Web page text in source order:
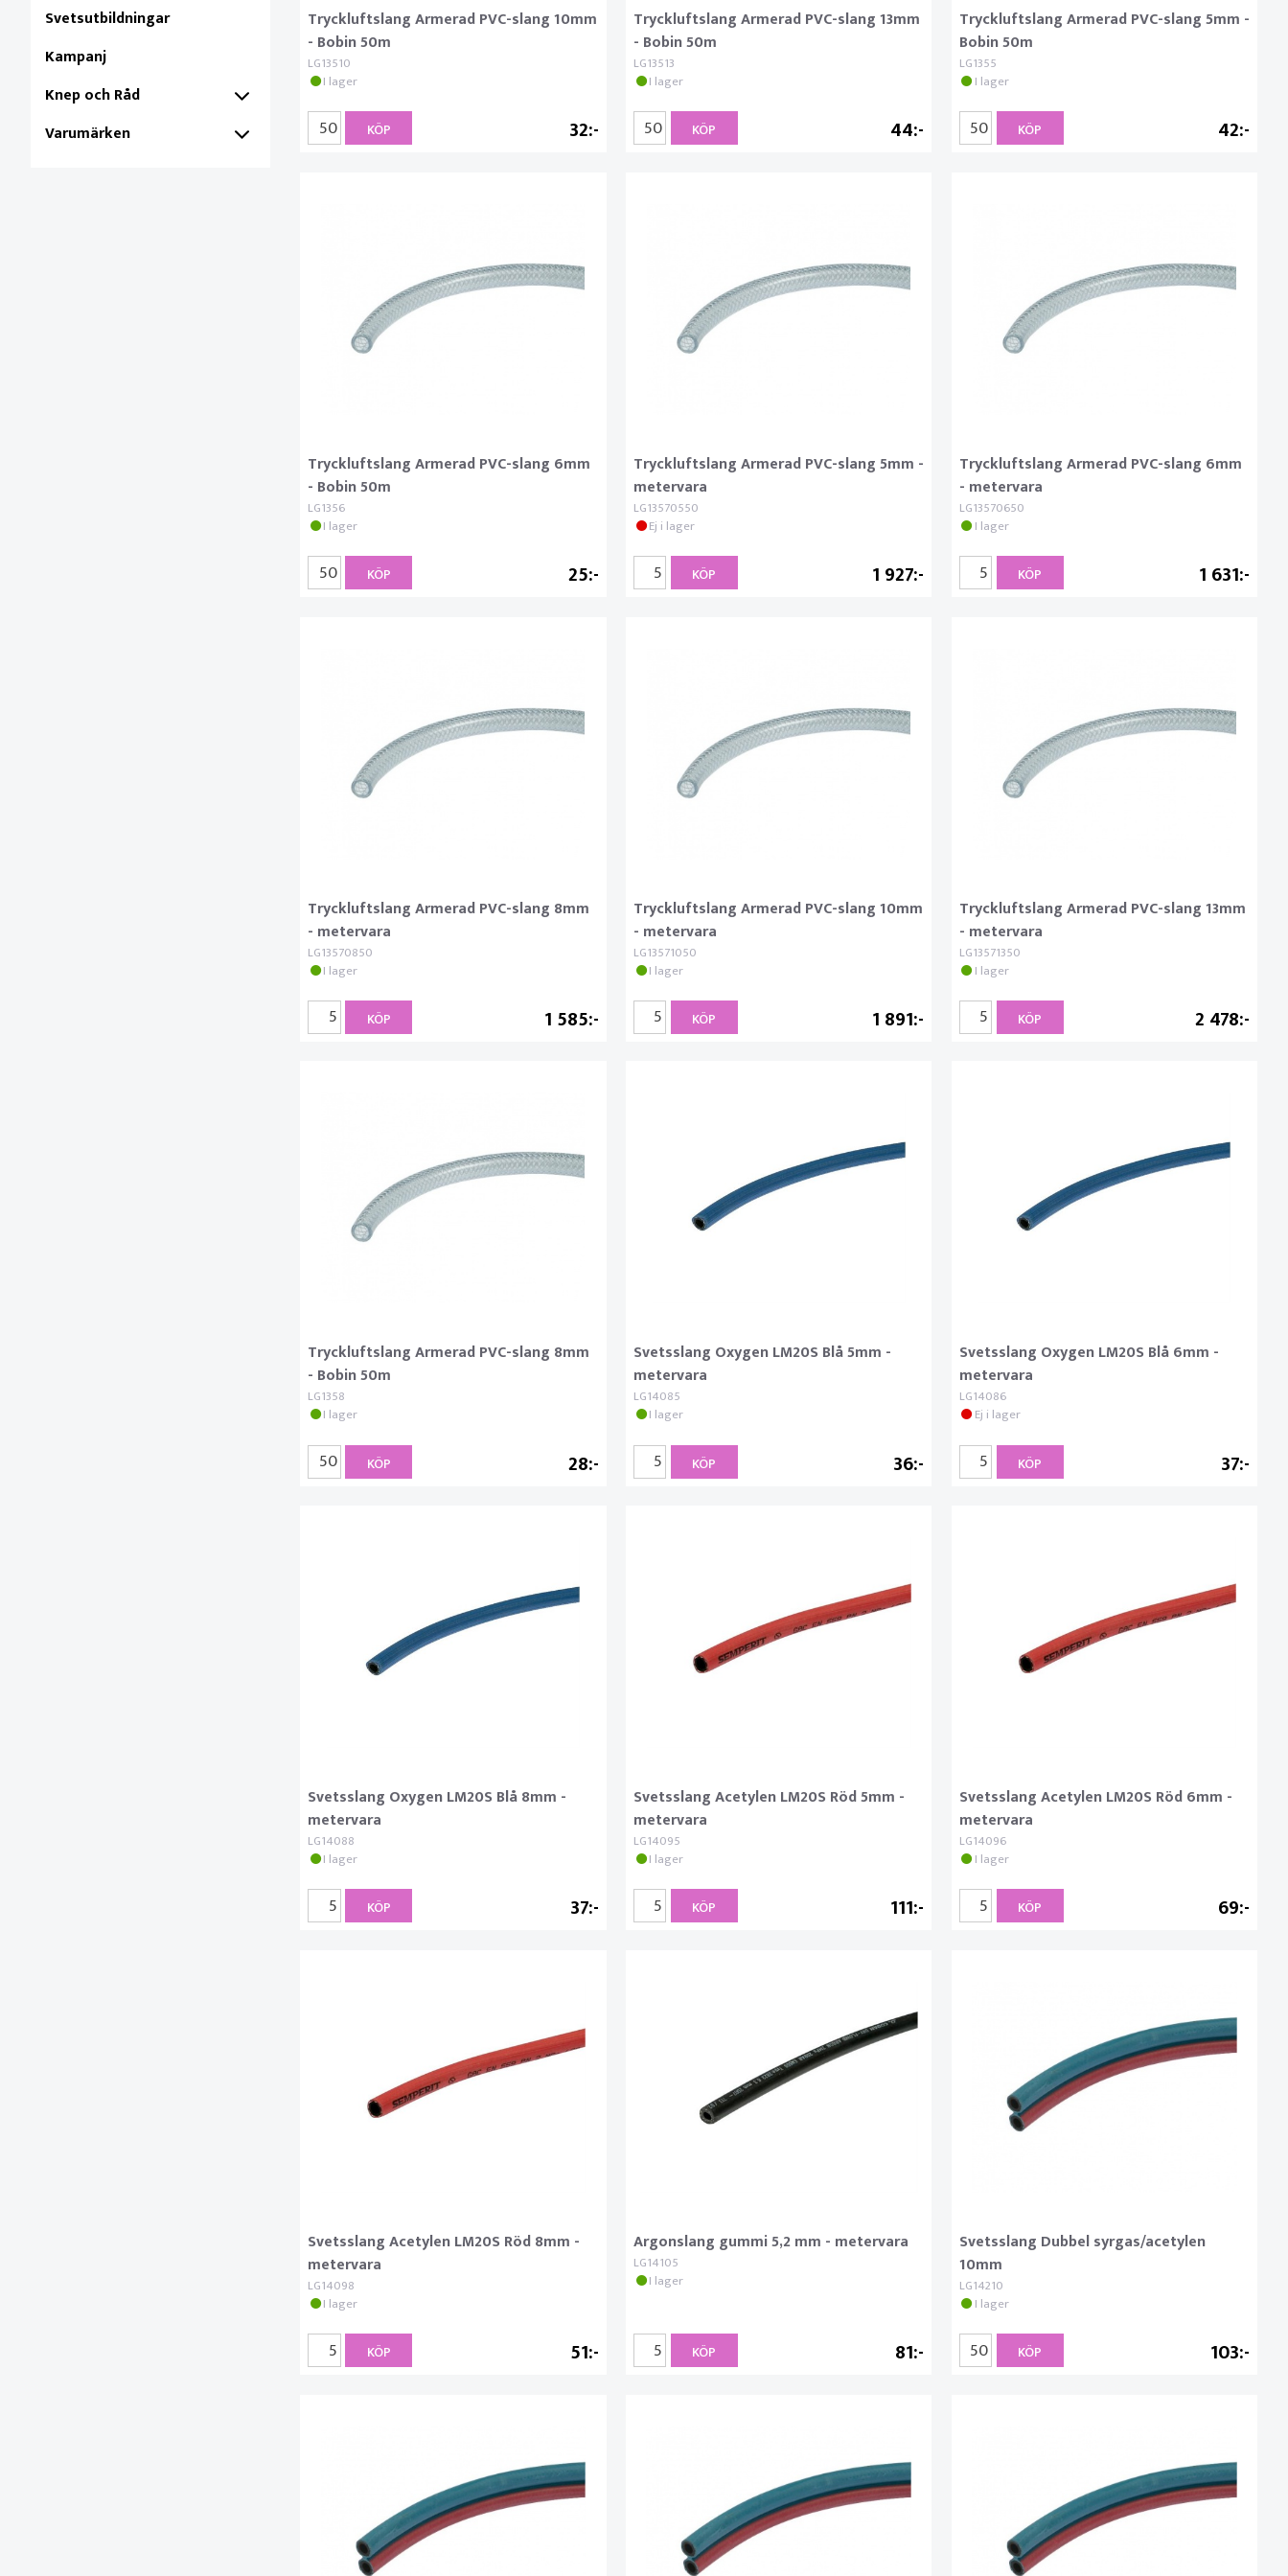
Svetsutbildningar
Kampanj
Knep och Råd
Varumärken
Tryckluftslang Armerad PVC-slang 10mm
- Bobin 50m
LG13510
I lager
32
KÖP
Tryckluftslang Armerad PVC-slang 13mm
- Bobin 50m
LG13513
I lager
44
KÖP
Tryckluftslang Armerad PVC-slang 5mm -
Bobin 50m
LG1355
I lager
42
KÖP
Tryckluftslang Armerad PVC-slang 6mm
- Bobin 50m
LG1356
I lager
25
KÖP
Tryckluftslang Armerad PVC-slang 5mm -
metervara
LG13570550
Ej i lager
1 927
KÖP
Tryckluftslang Armerad PVC-slang 6mm
- metervara
LG13570650
I lager
1 631
KÖP
Tryckluftslang Armerad PVC-slang 8mm
- metervara
LG13570850
I lager
1 585
KÖP
Tryckluftslang Armerad PVC-slang 10mm
- metervara
LG13571050
I lager
1 891
KÖP
Tryckluftslang Armerad PVC-slang 13mm
- metervara
LG13571350
I lager
2 478
KÖP
Tryckluftslang Armerad PVC-slang 8mm
- Bobin 50m
LG1358
I lager
28
KÖP
Svetsslang Oxygen LM20S Blå 5mm -
metervara
LG14085
I lager
36
KÖP
Svetsslang Oxygen LM20S Blå 6mm -
metervara
LG14086
Ej i lager
37
KÖP
Svetsslang Oxygen LM20S Blå 8mm -
metervara
LG14088
I lager
37
KÖP
Svetsslang Acetylen LM20S Röd 5mm -
metervara
LG14095
I lager
111
KÖP
Svetsslang Acetylen LM20S Röd 6mm -
metervara
LG14096
I lager
69
KÖP
Svetsslang Acetylen LM20S Röd 8mm -
metervara
LG14098
I lager
51
KÖP
Argonslang gummi 5,2 mm - metervara
LG14105
I lager
81
KÖP
Svetsslang Dubbel syrgas/acetylen
10mm
LG14210
I lager
103
KÖP